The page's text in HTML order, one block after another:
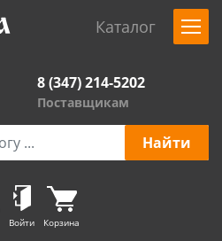
Каталог
8 (347) 214-5202
Поставщикам
Войти Корзина